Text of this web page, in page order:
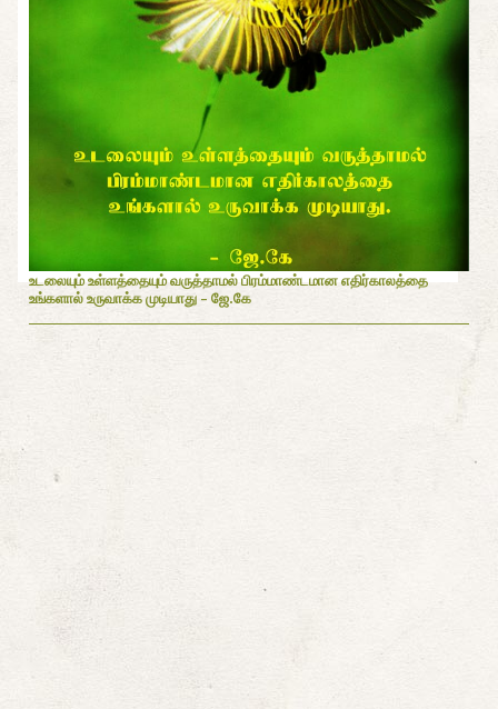
உடலையும் உள்ளத்தையும் வருத்தாமல் பிரம்மாண்டமான எதிர்காலத்தை
உங்களால் உருவாக்க முடியாது - ஜே.கே